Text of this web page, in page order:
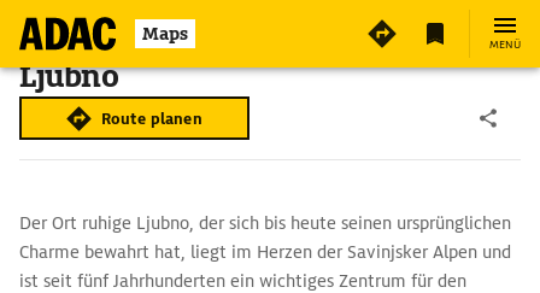
Maps MENÜ
Ljubno
Route planen
Der Ort ruhige Ljubno, der sich bis heute seinen ursprünglichen
Charme bewahrt hat, liegt im Herzen der Savinjsker Alpen und
ist seit fünf Jahrhunderten ein wichtiges Zentrum für den